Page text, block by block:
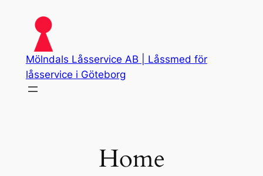
content
Mölndals Låsservice AB | Låssmed för
låsservice i Göteborg
Home